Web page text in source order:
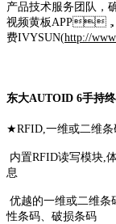
产品技术服务团队
视频黄板APP，
费IVYSUN(http://
东大AUTOID 6手持终端
★RFID,一维或二维条
内置RFID读写模块,体
息
优越的一维或二维条
性条码、破损条码